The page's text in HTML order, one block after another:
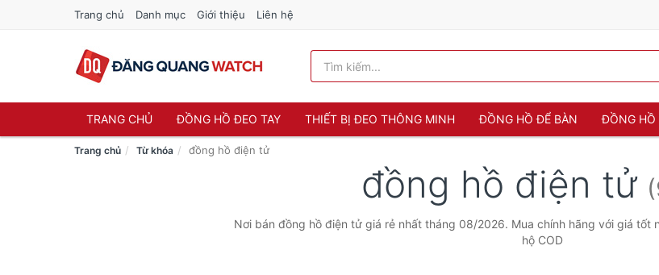
Trang chủ Danh mục Giới thiệu Liên hệ
TRANG CHỦ ĐỒNG HỒ ĐEO TAY THIẾT BỊ ĐEO THÔNG MINH ĐỒNG HỒ ĐỂ BÀN ĐỒNG HỒ
Trang chủ Từ khóa đồng hồ điện tử
đồng hồ điện tử
Nơi bán đồng hồ điện tử giá rẻ nhất tháng 08/2026. Mua chính hãng với giá tốt
hộ COD